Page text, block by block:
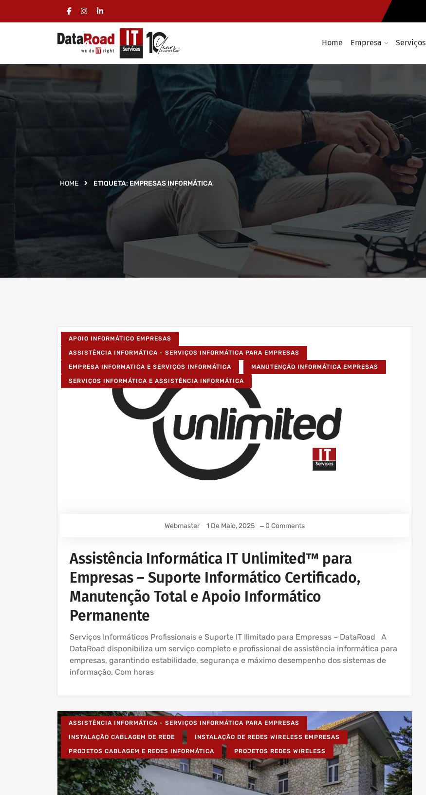
Home Empresa Serviços
HOME ETIQUETA: EMPRESAS INFORMÁTICA
APOIO INFORMÁTICO EMPRESAS
ASSISTÊNCIA INFORMÁTICA - SERVIÇOS INFORMÁTICA PARA EMPRESAS
EMPRESA INFORMATICA E SERVIÇOS INFORMÁTICA MANUTENÇÃO INFORMÁTICA EMPRESAS
SERVIÇOS INFORMÁTICA E ASSISTÊNCIA INFORMÁTICA
Webmaster 1 De Maio, 2025 0 Comments
Assistência Informática IT Unlimited™ para
Empresas – Suporte Informático Certificado,
Manutenção Total e Apoio Informático
Permanente
Serviços Informáticos Profissionais e Suporte IT Ilimitado para Empresas – DataRoad A
DataRoad disponibiliza um serviço completo e profissional de assistência informática para
empresas, garantindo estabilidade, segurança e máximo desempenho dos sistemas de
informação. Com horas
ASSISTÊNCIA INFORMÁTICA - SERVIÇOS INFORMÁTICA PARA EMPRESAS
INSTALAÇÃO CABLAGEM DE REDE INSTALAÇÃO DE REDES WIRELESS EMPRESAS
PROJETOS CABLAGEM E REDES INFORMÁTICA PROJETOS REDES WIRELESS